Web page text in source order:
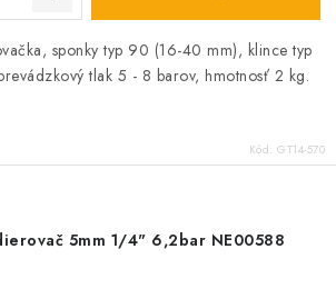
sponky typ 90 (16-40 mm), klince typ
tlak 5 - 8 barov, hmotnosť 2 kg.
Kód: GT14-570
5mm 1/4" 6,2bar NE00588